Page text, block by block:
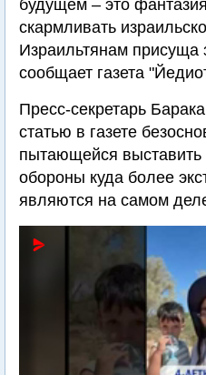
будущем – это
скармливать
Израильтянам присуща
сообщает газета
Пресс-секретарь
статью в газете
пытающейся выставить
обороны куда более
являются на самом